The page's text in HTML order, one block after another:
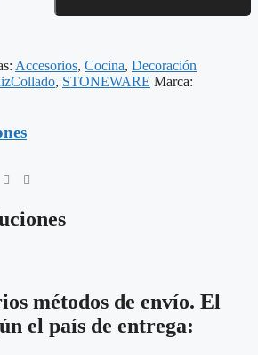
Accesorios, Cocina, Decoración
, STONEWARE Marca:
métodos de envío. El
el país de entrega: